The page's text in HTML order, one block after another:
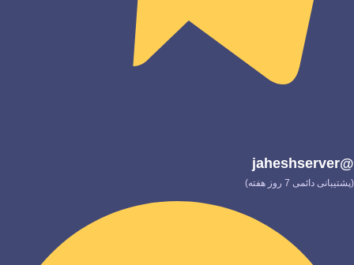
@jaheshserver
(پشتیبانی دائمی 7 روز هفته)